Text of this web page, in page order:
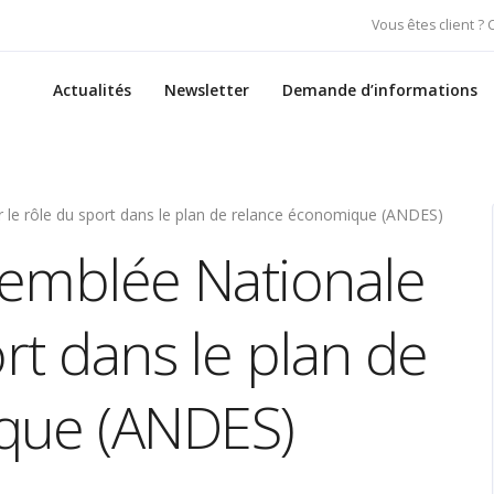
Vous êtes client ?
Actualités Newsletter Demande d’informations
le rôle du sport dans le plan de relance économique (ANDES)
Nationale
dans le plan de
(ANDES)